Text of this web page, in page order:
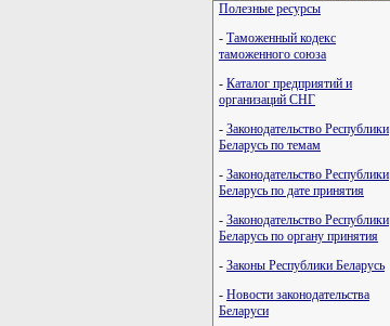
Полезные ресурсы
- Таможенный кодекс
таможенного союза
- Каталог предприятий и
организаций СНГ
- Законодательство Республики
Беларусь по темам
- Законодательство Республики
Беларусь по дате принятия
- Законодательство Республики
Беларусь по органу принятия
- Законы Республики Беларусь
- Новости законодательства
Беларуси